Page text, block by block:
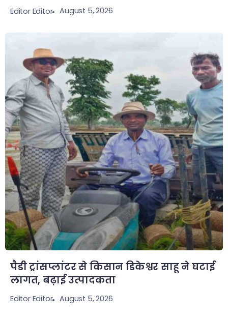
Editor Editor August 5, 2026
पैडी ट्रांसप्लांटर से किसान डिकेश्वर साहू ने घटाई
लागत, बढ़ाई उत्पादकता
Editor Editor August 5, 2026